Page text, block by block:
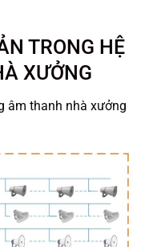
TRONG HỆ
XƯỞNG
âm thanh nhà xưởng